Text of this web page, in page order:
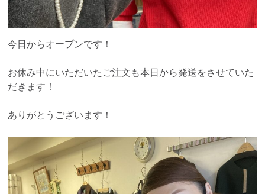
今日からオープンです！
お休み中にいただいたご注文も本日から発送をさせていた
だきます！
ありがとうございます！